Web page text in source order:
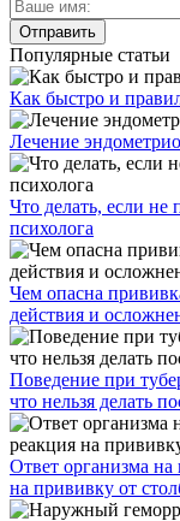
Популярные статьи
Как быстро и
Лечение
Что делать, если не
психолога
Чем опасна
действия и
Поведение при
что нельзя делать
Ответ организма
на прививку от